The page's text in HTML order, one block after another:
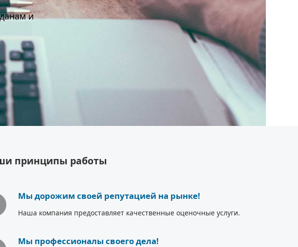
и
принципы работы
Мы дорожим своей репутацией на рынке!
Наша компания предоставляет качественные оценочные услуги.
Мы профессионалы своего дела!